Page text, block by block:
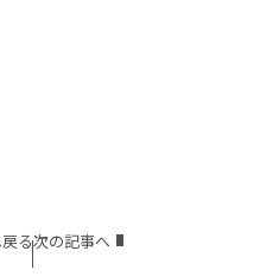
る次の記事へ